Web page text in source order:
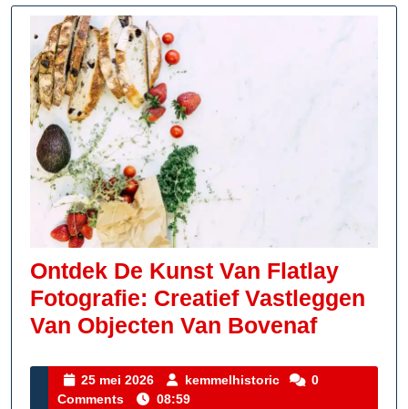
Ontdek De Kunst Van Flatlay
Fotografie: Creatief Vastleggen
Van Objecten Van BovenafOntdek
Kunst
25 mei 2026
25
mei
kemmelhistoric kemmelhistoric
0
Comments
08:59